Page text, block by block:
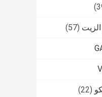
(57)
(22)